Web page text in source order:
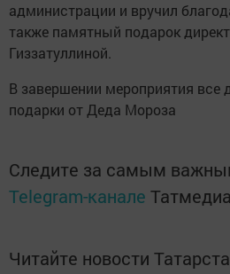
администрации и вручил
также памятный подарок
Гиззатуллиной.
В завершении мероприятия все
подарки от Деда Мороза
Следите за самым
Telegram-канале Татмедиа
Читайте новости